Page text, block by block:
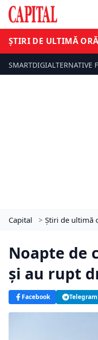
ȘTIRI DE ULTIMĂ ORĂ
SMARTDIGIALTERNATIVE
Capital > Știri de ultimă
Noapte de
şi au rupt
Facebook Telegram